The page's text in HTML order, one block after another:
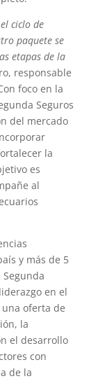
ciclo de
paquete se
etapas de la
responsable
foco en la
Seguros
del mercado
la
es
al
y más de 5
en el
oferta de
la
el desarrollo
con
de la